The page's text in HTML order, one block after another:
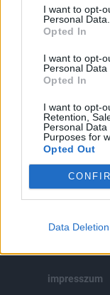
I want to opt-
Personal Data.
Opted In
I want to opt-
Personal Data
Opted In
I want to opt-
Retention,
Personal
Purposes for
Opted Out
Data Deletion
Az előfizetés a
Portfolio.hu
Kötéslisták:
kötéslistái
MÁR
impresszum